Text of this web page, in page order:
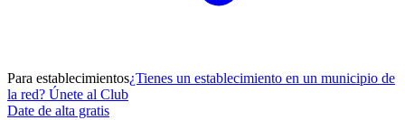
Para establecimientos¿Tienes un establecimiento en un municipio de
la red? Únete al Club
Date de alta gratis